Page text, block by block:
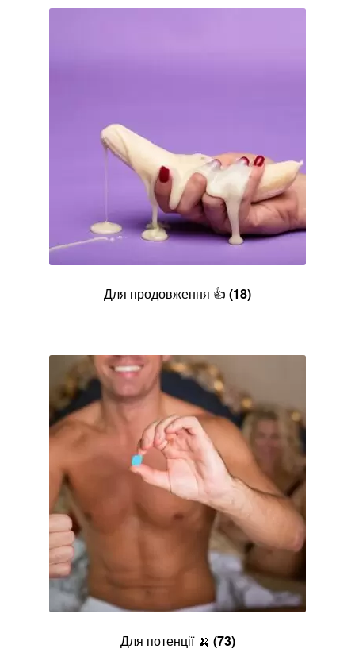
Для продовження 👍 (18)
Для потенції 🍌 (73)